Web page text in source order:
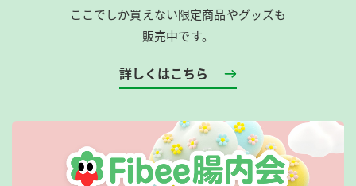
ここでしか買えない限定商品やグッズも
販売中です。
詳しくはこちら